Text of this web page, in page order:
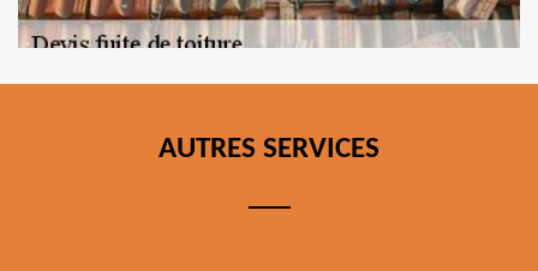
AUTRES SERVICES